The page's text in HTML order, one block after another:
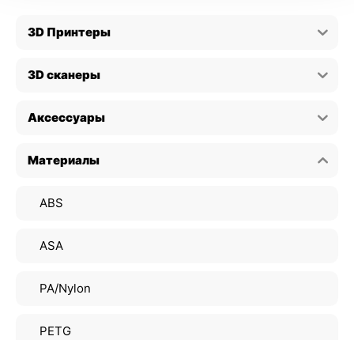
3D Принтеры
3D сканеры
Аксессуары
Материалы
ABS
ASA
PA/Nylon
PETG